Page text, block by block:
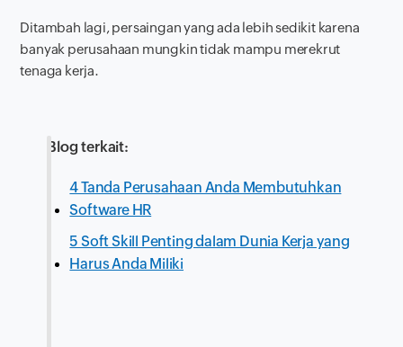
Ditambah lagi, persaingan yang ada lebih sedikit karena
banyak perusahaan mungkin tidak mampu merekrut
tenaga kerja.
Blog terkait:
4 Tanda Perusahaan Anda Membutuhkan
Software HR
5 Soft Skill Penting dalam Dunia Kerja yang
Harus Anda Miliki